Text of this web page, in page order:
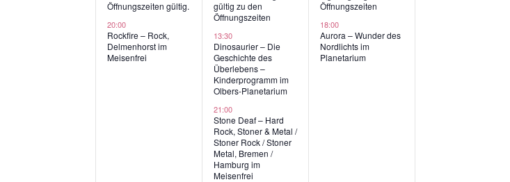
Öffnungszeiten gültig.
20:00
Rockfire – Rock,
Delmenhorst im
Meisenfrei
gültig zu den
Öffnungszeiten
13:30
Dinosaurier – Die
Geschichte des
Überlebens –
Kinderprogramm im
Olbers-Planetarium
21:00
Stone Deaf – Hard
Rock, Stoner & Metal /
Stoner Rock / Stoner
Metal, Bremen /
Hamburg im
Meisenfrei
Öffnungszeiten
18:00
Aurora – Wunder des
Nordlichts im
Planetarium